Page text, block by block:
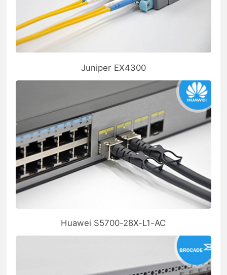
Juniper EX4300
Huawei S5700-28X-L1-AC